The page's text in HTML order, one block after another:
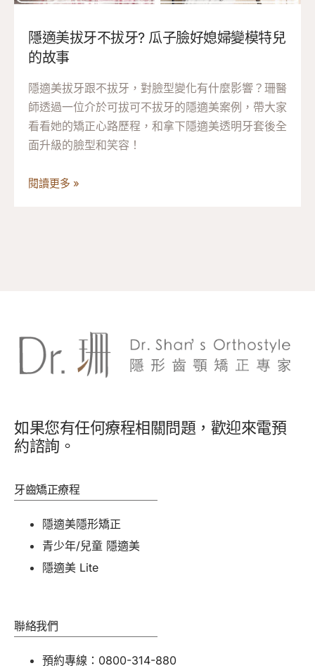
隱適美拔牙不拔牙? 瓜子臉好媳婦變模特兒
的故事
隱適美拔牙跟不拔牙，對臉型變化有什麼影響？珊醫
師透過一位介於可拔可不拔牙的隱適美案例，帶大家
看看她的矯正心路歷程，和拿下隱適美透明牙套後全
面升級的臉型和笑容！
閱讀更多 »
如果您有任何療程相關問題，歡迎來電預
約諮詢。
牙齒矯正療程
隱適美隱形矯正
青少年/兒童 隱適美
隱適美 Lite
聯絡我們
預約專線：0800-314-880